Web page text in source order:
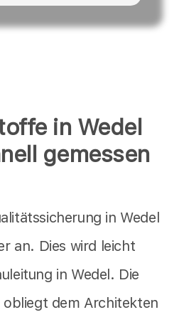
in Wedel
gemessen
in Wedel
an. Dies wird leicht
in Wedel. Die
dem Architekten